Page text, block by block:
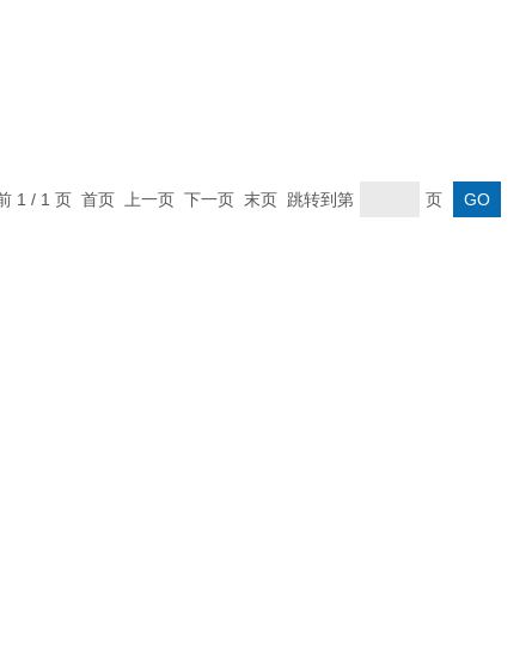
1 / 1 页 首页 上一页 下一页 末页 跳转到第 页